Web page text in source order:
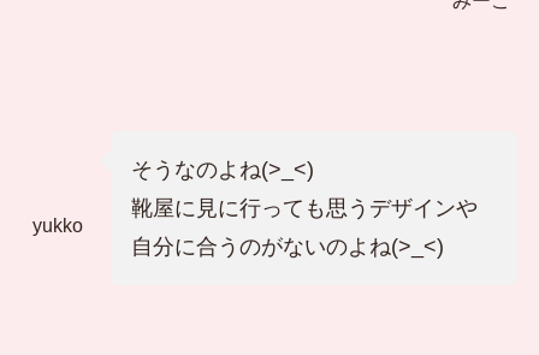
yukko
そうなのよね(>_<)
靴屋に見に行っても思うデザインや
自分に合うのがないのよね(>_<)